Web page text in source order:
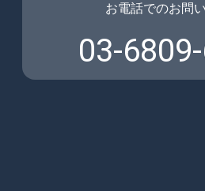
お電話でのお問
03-